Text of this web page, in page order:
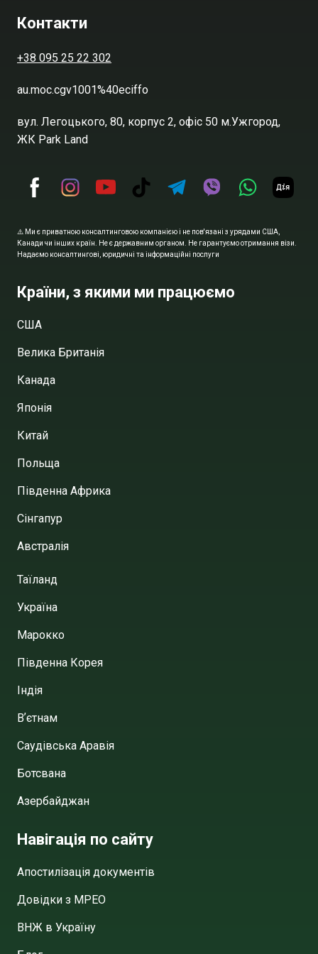
Контакти
+38 095 25 22 302
au.moc.cgv1001%40eciffo
вул. Легоцького, 80, корпус 2, офіс 50 м.Ужгород,
ЖК Park Land
⚠️ Ми є приватною консалтинговою компанією і не пов'язані з урядами США,
Канади чи інших країн. Не є державним органом. Не гарантуємо отримання візи.
Надаємо консалтингові, юридичні та інформаційні послуги
Країни, з якими ми працюємо
США
Велика Британія
Канада
Японія
Китай
Польща
Південна Африка
Сінгапур
Австралія
Таїланд
Україна
Марокко
Південна Корея
Індія
Вʼєтнам
Саудівська Аравія
Ботсвана
Азербайджан
Навігація по сайту
Апостилізація документів
Довідки з МРЕО
ВНЖ в Україну